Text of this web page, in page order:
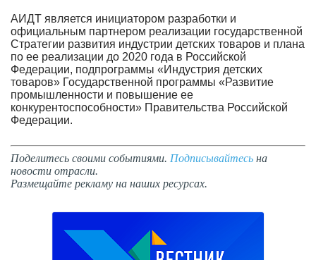
АИДТ является инициатором разработки и
официальным партнером реализации государственной
Стратегии развития индустрии детских товаров и плана
по ее реализации до 2020 года в Российской
Федерации, подпрограммы «Индустрия детских
товаров» Государственной программы «Развитие
промышленности и повышение ее
конкурентоспособности» Правительства Российской
Федерации.
Поделитесь своими событиями. Подписывайтесь на
новости отрасли.
Размещайте рекламу на наших ресурсах.